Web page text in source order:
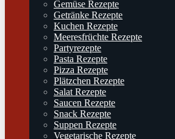
Gemüse Rezepte
Getränke Rezepte
Kuchen Rezepte
Meeresfrüchte Rezepte
Partyrezepte
Pasta Rezepte
Pizza Rezepte
Plätzchen Rezepte
Salat Rezepte
Saucen Rezepte
Snack Rezepte
Suppen Rezepte
Vegetarische Rezepte